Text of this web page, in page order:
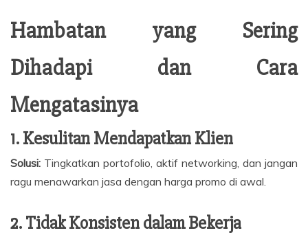
Hambatan yang Sering
Dihadapi dan Cara
Mengatasinya
1. Kesulitan Mendapatkan Klien
Solusi: Tingkatkan portofolio, aktif networking, dan jangan
ragu menawarkan jasa dengan harga promo di awal.
2. Tidak Konsisten dalam Bekerja